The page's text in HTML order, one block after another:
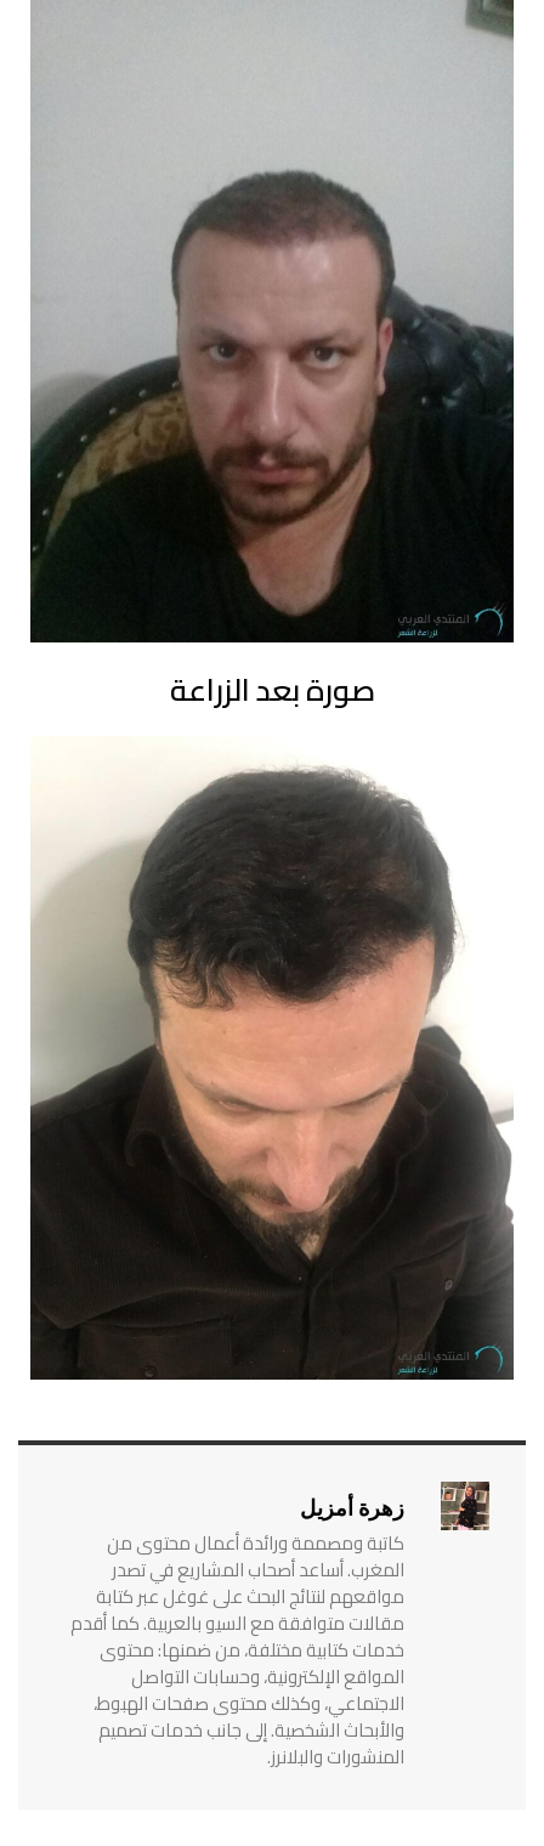
صورة بعد الزراعة
زهرة أمزيل
كاتبة ومصممة ورائدة أعمال محتوى من
المغرب. أساعد أصحاب المشاريع في تصدر
مواقعهم لنتائج البحث على غوغل عبر كتابة
مقالات متوافقة مع السيو بالعربية. كما أقدم
خدمات كتابية مختلفة، من ضمنها: محتوى
المواقع الإلكترونية، وحسابات التواصل
الاجتماعي، وكذلك محتوى صفحات الهبوط،
والأبحاث الشخصية. إلى جانب خدمات تصميم
المنشورات والبلانرز.